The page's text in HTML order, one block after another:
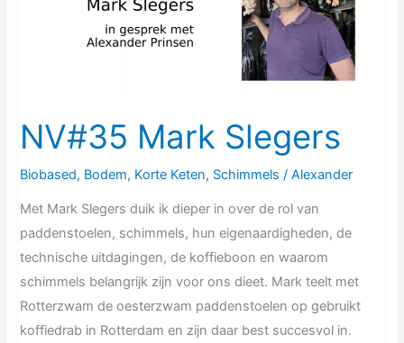
NV#35 Mark Slegers
Biobased, Bodem, Korte Keten, Schimmels /Alexander
Met Mark Slegers duik ik dieper in over de rol van
paddenstoelen, schimmels, hun eigenaardigheden, de
technische uitdagingen, de koffieboon en waarom
schimmels belangrijk zijn voor ons dieet. Mark teelt met
Rotterzwam de oesterzwam paddenstoelen op gebruikt
koffiedrab in Rotterdam en zijn daar best succesvol in.